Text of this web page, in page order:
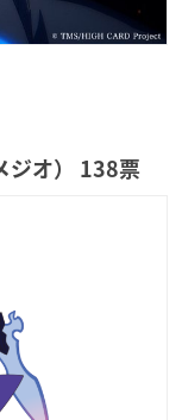
ジオ） 138票